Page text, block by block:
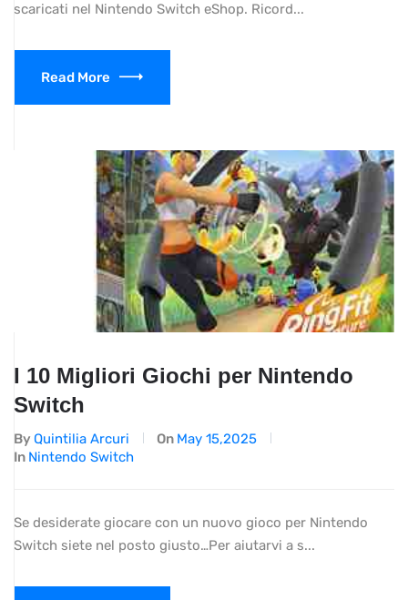
scaricati nel Nintendo Switch eShop. Ricord...
Read More
I 10 Migliori Giochi per Nintendo
Switch
By Quintilia Arcuri On May 15,2025
In Nintendo Switch
Se desiderate giocare con un nuovo gioco per Nintendo
Switch siete nel posto giusto…Per aiutarvi a s...